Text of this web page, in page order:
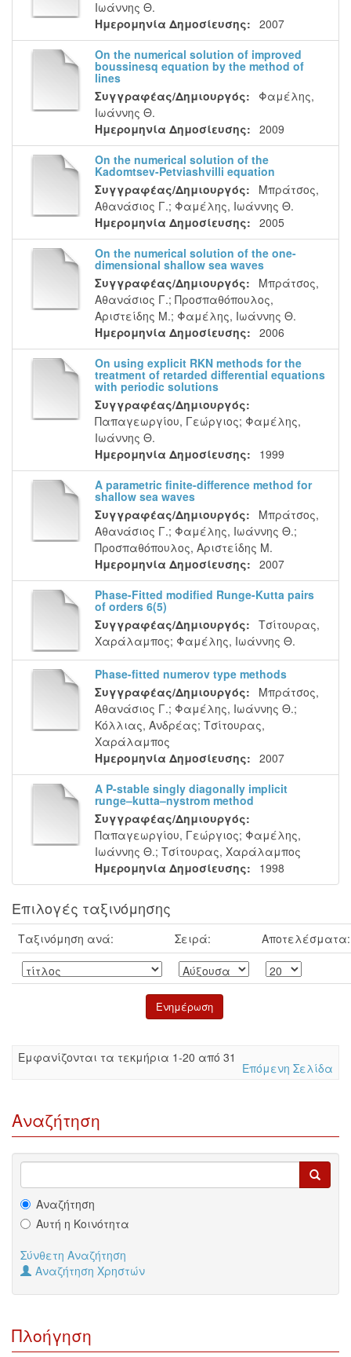
Ιωάννης Θ.
Ημερομηνία Δημοσίευσης: 2007
On the numerical solution of improved
boussinesq equation by the method of
lines
Συγγραφέας/Δημιουργός:
Φαμέλης,
Ιωάννης Θ.
Ημερομηνία Δημοσίευσης: 2009
On the numerical solution of the
Kadomtsev-Petviashvilli equation
Συγγραφέας/Δημιουργός:
Μπράτσος,
Αθανάσιος Γ.; Φαμέλης, Ιωάννης Θ.
Ημερομηνία Δημοσίευσης: 2005
On the numerical solution of the one-
dimensional shallow sea waves
Συγγραφέας/Δημιουργός:
Μπράτσος,
Αθανάσιος Γ.; Προσπαθόπουλος,
Αριστείδης Μ.; Φαμέλης, Ιωάννης Θ.
Ημερομηνία Δημοσίευσης: 2006
On using explicit RKN methods for the
treatment of retarded differential equations
with periodic solutions
Συγγραφέας/Δημιουργός:
Παπαγεωργίου, Γεώργιος; Φαμέλης,
Ιωάννης Θ.
Ημερομηνία Δημοσίευσης:
1999
A parametric finite-difference method for
shallow sea waves
Συγγραφέας/Δημιουργός:
Μπράτσος,
Αθανάσιος Γ.; Φαμέλης, Ιωάννης Θ.;
Προσπαθόπουλος, Αριστείδης Μ.
Ημερομηνία Δημοσίευσης: 2007
Phase-Fitted modified Runge-Kutta pairs
of orders 6(5)
Συγγραφέας/Δημιουργός: Τσίτουρας,
Χαράλαμπος; Φαμέλης, Ιωάννης Θ.
Phase-fitted numerov type methods
Συγγραφέας/Δημιουργός:
Μπράτσος,
Αθανάσιος Γ.; Φαμέλης, Ιωάννης Θ.;
Κόλλιας, Ανδρέας; Τσίτουρας,
Χαράλαμπος
Ημερομηνία Δημοσίευσης: 2007
A P-stable singly diagonally implicit
runge–kutta–nystrom method
Συγγραφέας/Δημιουργός:
Παπαγεωργίου, Γεώργιος; Φαμέλης,
Ιωάννης Θ.; Τσίτουρας, Χαράλαμπος
Ημερομηνία Δημοσίευσης:
1998
Επιλογές ταξινόμησης
Ταξινόμηση ανά: Σειρά: Αποτελέσματα:
Eμφανίζονται τα τεκμήρια 1-20 από 31
Επόμενη Σελίδα
Αναζήτηση
Αναζήτηση
Αυτή η Κοινότητα
Σύνθετη Αναζήτηση
Αναζήτηση Χρηστών
Πλοήγηση